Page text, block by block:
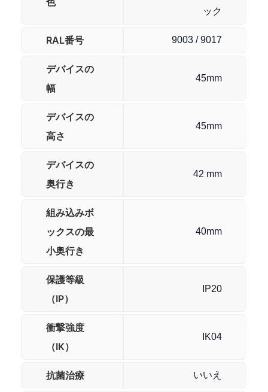
ック
RAL番号 9003 / 9017
デバイスの
幅
45mm
デバイスの
高さ
45mm
デバイスの
奥行き
42 mm
組み込みボ
ックスの最
小奥行き
40mm
保護等級
（IP）
IP20
衝撃強度
（IK）
IK04
抗菌治療 いいえ